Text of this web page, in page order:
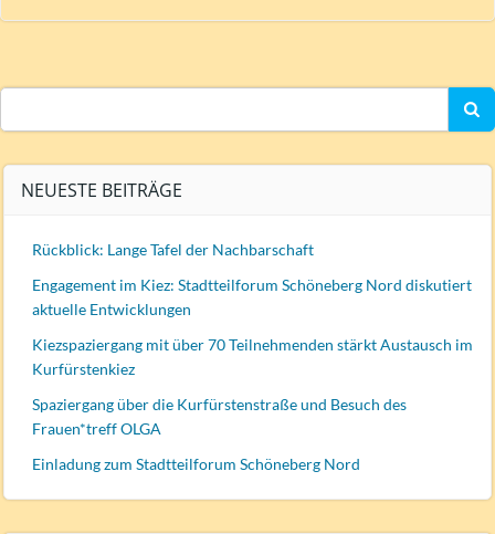
for:
NEUESTE BEITRÄGE
Rückblick: Lange Tafel der Nachbarschaft
Engagement im Kiez: Stadtteilforum Schöneberg Nord diskutiert
aktuelle Entwicklungen
Kiezspaziergang mit über 70 Teilnehmenden stärkt Austausch im
Kurfürstenkiez
Spaziergang über die Kurfürstenstraße und Besuch des
Frauen*treff OLGA
Einladung zum Stadtteilforum Schöneberg Nord